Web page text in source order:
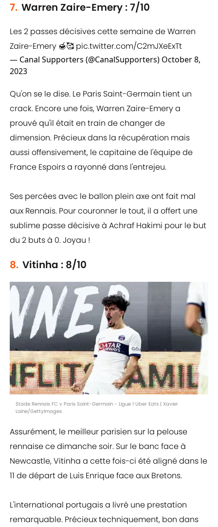
7. Warren Zaire-Emery : 7/10
Les 2 passes décisives cette semaine de Warren
Zaire-Emery 🍯🥰 pic.twitter.com/C2mJXeExTt
— Canal Supporters (@CanalSupporters) October 8,
2023
Qu'on se le dise. Le Paris Saint-Germain tient un
crack. Encore une fois, Warren Zaire-Emery a
prouvé qu'il était en train de changer de
dimension. Précieux dans la récupération mais
aussi offensivement, le capitaine de l'équipe de
France Espoirs a rayonné dans l'entrejeu.
Ses percées avec le ballon plein axe ont fait mal
aux Rennais. Pour couronner le tout, il a offert une
sublime passe décisive à Achraf Hakimi pour le but
du 2 buts à 0. Joyau !
8. Vitinha : 8/10
Stade Rennais FC v Paris Saint-Germain - Ligue 1 Uber Eats | Xavier
Laine/GettyImages
Assurément, le meilleur parisien sur la pelouse
rennaise ce dimanche soir. Sur le banc face à
Newcastle, Vitinha a cette fois-ci été aligné dans le
11 de départ de Luis Enrique face aux Bretons.
L'international portugais a livré une prestation
remarquable. Précieux techniquement, bon dans